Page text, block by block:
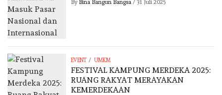
By Bina Bangun Bangsa/ 31 Juli 2025
EVENT / UMKM
FESTIVAL KAMPUNG MERDEKA 2025:
RUANG RAKYAT MERAYAKAN
KEMERDEKAAN